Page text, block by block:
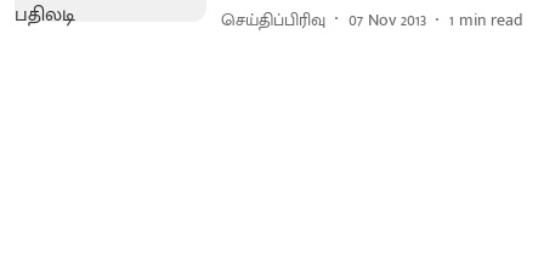
செய்திப்பிரிவு 07 Nov 2013 1 min read